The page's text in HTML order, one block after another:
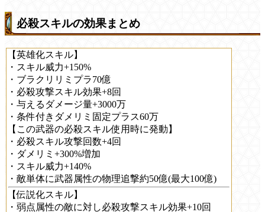
必殺スキルの効果まとめ
【英雄化スキル】
・スキル威力+150%
・ブラクリリミプラ70億
・必殺攻撃スキル効果+8回
・与えるダメージ量+3000万
・条件付きダメリミ固定プラス60万
【この武器の必殺スキル使用時に発動】
・必殺スキル攻撃回数+4回
・ダメリミ+300%増加
・スキル威力+140%
・敵単体に武器属性の物理追撃約50億(最大100億)
【伝説化スキル】
・弱点属性の敵に対し必殺攻撃スキル効果+10回